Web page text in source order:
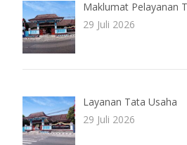
Maklumat Pelayanan
29 Juli 2026
Layanan Tata Usaha
29 Juli 2026